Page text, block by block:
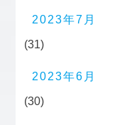
2023年7月
(31)
2023年6月
(30)